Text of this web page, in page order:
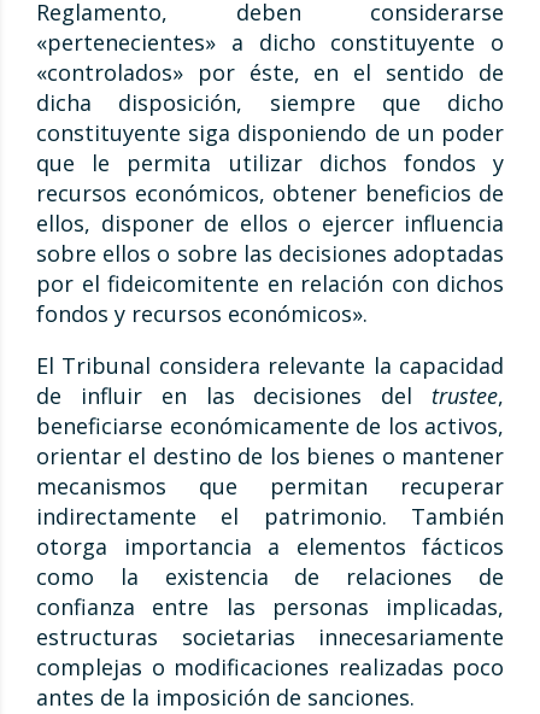
Reglamento, deben considerarse
«pertenecientes» a dicho constituyente o
«controlados» por éste, en el sentido de
dicha disposición, siempre que dicho
constituyente siga disponiendo de un poder
que le permita utilizar dichos fondos y
recursos económicos, obtener beneficios de
ellos, disponer de ellos o ejercer influencia
sobre ellos o sobre las decisiones adoptadas
por el fideicomitente en relación con dichos
fondos y recursos económicos».
El Tribunal considera relevante la capacidad
de influir en las decisiones del trustee,
beneficiarse económicamente de los activos,
orientar el destino de los bienes o mantener
mecanismos que permitan recuperar
indirectamente el patrimonio. También
otorga importancia a elementos fácticos
como la existencia de relaciones de
confianza entre las personas implicadas,
estructuras societarias innecesariamente
complejas o modificaciones realizadas poco
antes de la imposición de sanciones.